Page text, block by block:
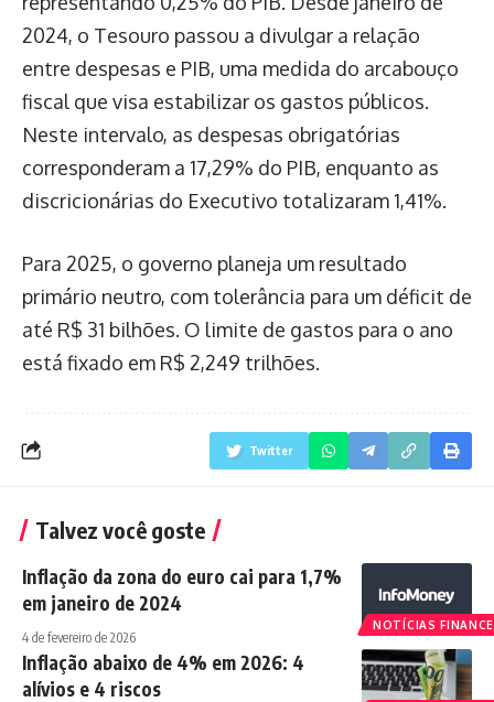
2024, o Tesouro passou a divulgar a relação
entre despesas e PIB, uma medida do arcabouço
fiscal que visa estabilizar os gastos públicos.
Neste intervalo, as despesas obrigatórias
corresponderam a 17,29% do PIB, enquanto as
discricionárias do Executivo totalizaram 1,41%.
Para 2025, o governo planeja um resultado
primário neutro, com tolerância para um déficit de
até R$ 31 bilhões. O limite de gastos para o ano
está fixado em R$ 2,249 trilhões.
Twitter
Talvez você goste
NOTÍCIAS
Inflação da zona do euro cai para 1,7%
em janeiro de 2024
4 de fevereiro de 2026
Inflação abaixo de 4% em 2026: 4
alívios e 4 riscos